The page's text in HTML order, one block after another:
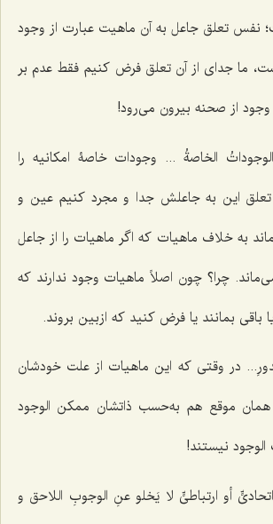
نفس تعلق جاعل به آن ماهیت عبارت از وجود
ما جدای از آن تعلق فرض کنیم فقط عدم بر
از صحنه بیرون می‌رود!
الخاصةُ ... وجودات خاصۀ امکانیه را
این به جاعلش جدا و مجرد کنیم عین و
به خلاف ماهیات که اگر ماهیات را از جاعل
چرا؟ چون اصلاً ماهیات وجود ندارند که
یا باقی بمانند یا فرض کنید که ازبین بروند.
در وقتی که این ماهیات از علت خودشان
همان موقع هم به‌حسب ذاتشان ممکن الوجود
نیستند!
أو ارتباطیٍّ لا یَخلو عنِ الوجوبِ اللاحق و